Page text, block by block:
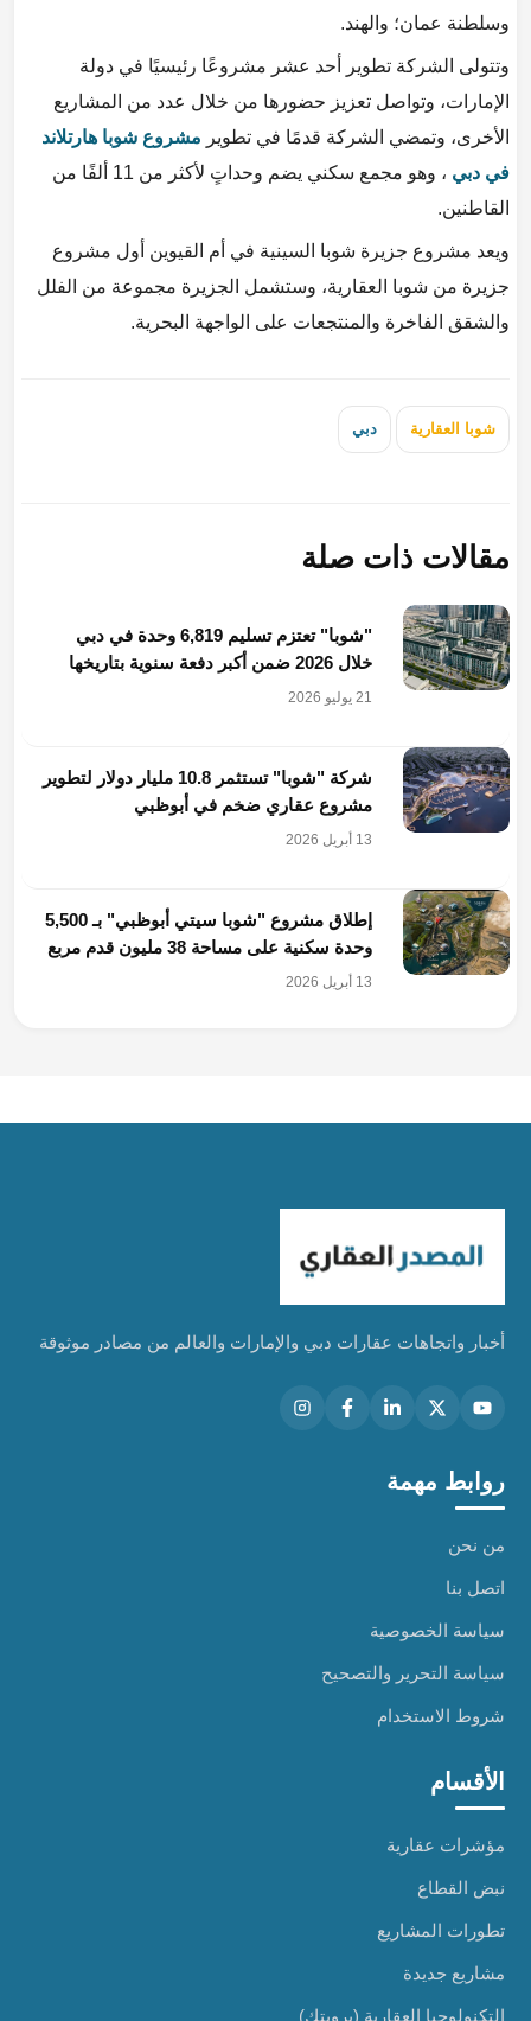
وسلطنة عمان؛ والهند.
وتتولى الشركة تطوير أحد عشر مشروعًا رئيسيًا في دولة
الإمارات، وتواصل تعزيز حضورها من خلال عدد من المشاريع
الأخرى، وتمضي الشركة قدمًا في تطوير مشروع شوبا هارتلاند
في دبي
، وهو مجمع سكني يضم وحداتٍ لأكثر من 11 ألفًا من
القاطنين.
ويعد مشروع جزيرة شوبا السينية في أم القيوين أول مشروع
جزيرة من شوبا العقارية، وستشمل الجزيرة مجموعة من الفلل
والشقق الفاخرة والمنتجعات على الواجهة البحرية.
شوبا العقارية دبي
مقالات ذات صلة
"شوبا" تعتزم تسليم 6,819 وحدة في دبي
خلال 2026 ضمن أكبر دفعة سنوية بتاريخها
21 يوليو 2026
شركة "شوبا" تستثمر 10.8 مليار دولار لتطوير
مشروع عقاري ضخم في أبوظبي
13 أبريل 2026
إطلاق مشروع "شوبا سيتي أبوظبي" بـ 5,500
وحدة سكنية على مساحة 38 مليون قدم مربع
13 أبريل 2026
أخبار واتجاهات عقارات دبي والإمارات والعالم من مصادر موثوقة
روابط مهمة
من نحن
اتصل بنا
سياسة الخصوصية
سياسة التحرير والتصحيح
شروط الاستخدام
الأقسام
مؤشرات عقارية
نبض القطاع
تطورات المشاريع
مشاريع جديدة
التكنولوجيا العقارية (بروبتك)